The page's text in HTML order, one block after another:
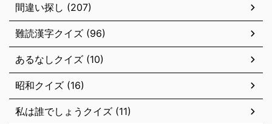
間違い探し (207)
難読漢字クイズ (96)
あるなしクイズ (10)
昭和クイズ (16)
私は誰でしょうクイズ (11)